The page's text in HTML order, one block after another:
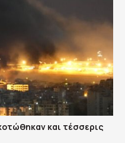
και τέσσερις